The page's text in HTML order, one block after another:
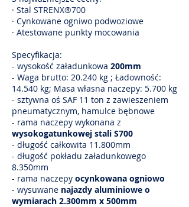
· Stal STRENX®700
· Cynkowane ogniwo podwoziowe
· Atestowane punkty mocowania
Specyfikacja:
- wysokość załadunkowa 200mm
- Waga brutto: 20.240 kg ; Ładowność:
14.540 kg; Masa własna naczepy: 5.700 kg
- sztywna oś SAF 11 ton z zawieszeniem
pneumatycznym, hamulce bębnowe
- rama naczepy wykonana z
wysokogatunkowej stali S700
- długość całkowita 11.800mm
- długość pokładu załadunkowego
8.350mm
- rama naczepy ocynkowana ogniowo
- wysuwane najazdy aluminiowe o
wymiarach 2.300mm x 500mm